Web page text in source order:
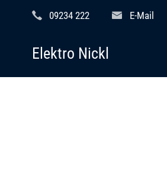
09234 222 E-Mail
Elektro Nickl